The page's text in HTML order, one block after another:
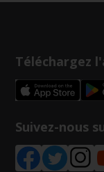
Téléchargez
Suivez-nous